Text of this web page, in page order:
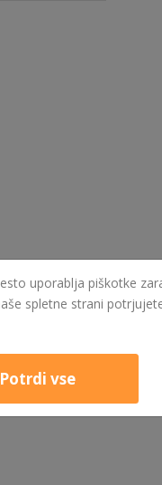
uporablja piškotke
spletne strani
Potrdi vse